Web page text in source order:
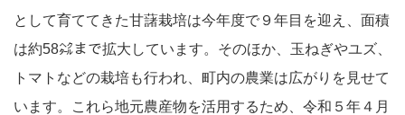
として育ててきた甘藷栽培は今年度で９年目を迎え、面積
は約58㌶まで拡大しています。そのほか、玉ねぎやユズ、
トマトなどの栽培も行われ、町内の農業は広がりを見せて
います。これら地元農産物を活用するため、令和５年４月